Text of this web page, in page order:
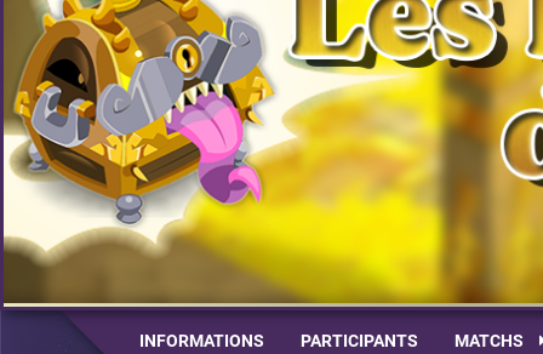
INFORMATIONS PARTICIPANTS MATCHS